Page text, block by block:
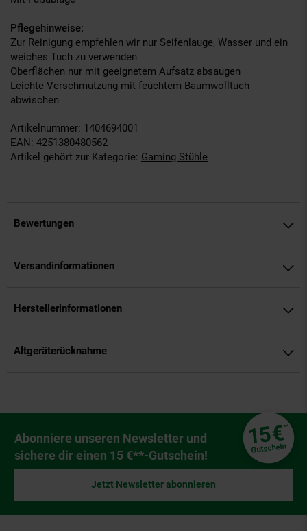
Pflegehinweise:
Zur Reinigung empfehlen wir nur Seifenlauge, Wasser und ein
weiches Tuch zu verwenden
Oberflächen nur mit geeignetem Aufsatz absaugen
Leichte Verschmutzung mit feuchtem Baumwolltuch
abwischen
Artikelnummer: 1404694001
EAN: 4251380480562
Artikel gehört zur Kategorie: Gaming Stühle
Bewertungen
Versandinformationen
Herstellerinformationen
Altgeräterücknahme
Newsletter Anmeldung
Abonniere unseren Newsletter und
sichere dir einen 15 €**-Gutschein!
15€**
Gutschein
Jetzt Newsletter abonnieren